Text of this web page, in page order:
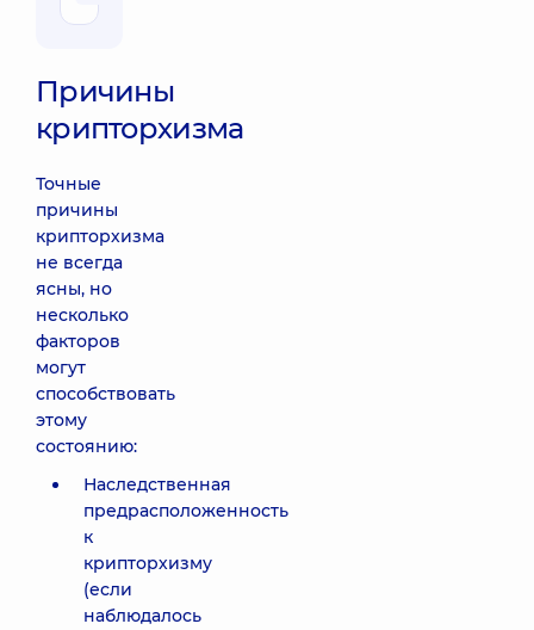
Причины
крипторхизма
Точные
причины
крипторхизма
не всегда
ясны, но
несколько
факторов
могут
способствовать
этому
состоянию:
Наследственная
предрасположенность
к
крипторхизму
(если
наблюдалось